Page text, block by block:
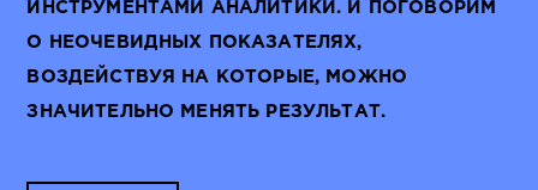
ИНСТРУМЕНТАМИ АНАЛИТИКИ. И ПОГОВОРИМ
О НЕОЧЕВИДНЫХ ПОКАЗАТЕЛЯХ,
ВОЗДЕЙСТВУЯ НА КОТОРЫЕ, МОЖНО
ЗНАЧИТЕЛЬНО МЕНЯТЬ РЕЗУЛЬТАТ.